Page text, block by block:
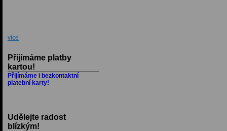
více
Přijímáme platby
kartou!
Přijímáme i bezkontaktní
platební karty!
Udělejte radost
blízkým!